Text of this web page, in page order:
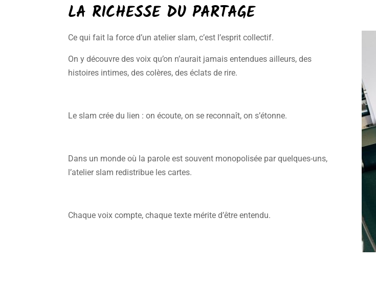
LA RICHESSE DU PARTAGE
Ce qui fait la force d’un atelier slam, c’est l’esprit collectif.
On y découvre des voix qu’on n’aurait jamais entendues ailleurs, des
histoires intimes, des colères, des éclats de rire.
Le slam crée du lien : on écoute, on se reconnaît, on s’étonne.
Dans un monde où la parole est souvent monopolisée par quelques-uns,
l’atelier slam redistribue les cartes.
Chaque voix compte, chaque texte mérite d’être entendu.